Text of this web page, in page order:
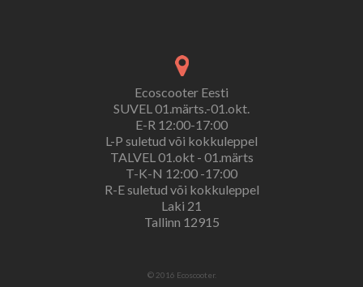
Ecoscooter Eesti
SUVEL 01.märts.-01.okt.
E-R 12:00-17:00
L-P suletud või kokkuleppel
TALVEL 01.okt - 01.märts
T-K-N 12:00 -17:00
R-E suletud või kokkuleppel
Laki 21
Tallinn 12915
© 2016 Ecoscooter.